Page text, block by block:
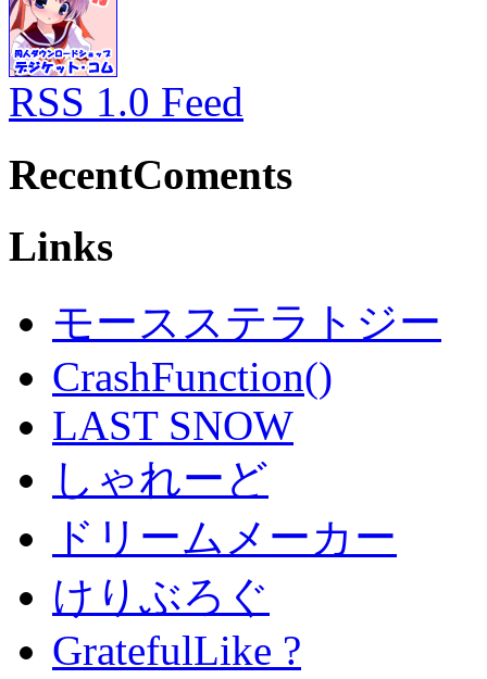
RSS 1.0 Feed
RecentComents
Links
モースステラトジー
CrashFunction()
LAST SNOW
しゃれーど
ドリームメーカー
けりぶろぐ
GratefulLike ?